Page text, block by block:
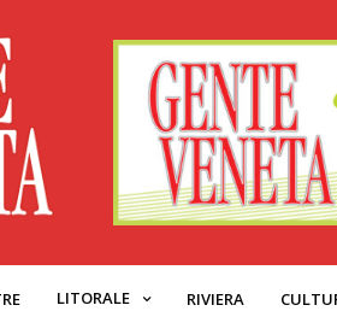
LITORALE RIVIERA